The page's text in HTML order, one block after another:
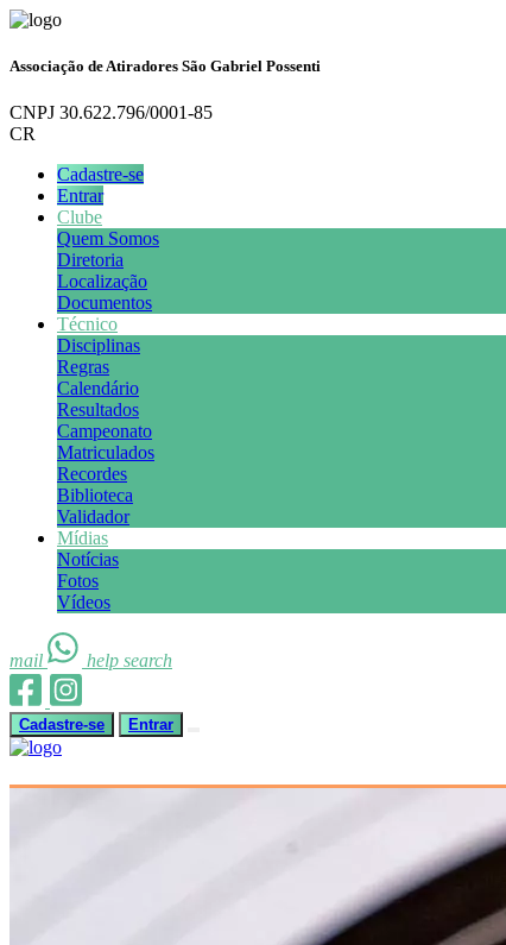
Associação de Atiradores São Gabriel Possenti
CNPJ 30.622.796/0001-85
CR
Cadastre-se
Entrar
Clube
Quem Somos
Diretoria
Localização
Documentos
Técnico
Disciplinas
Regras
Calendário
Resultados
Campeonato
Matriculados
Recordes
Biblioteca
Validador
Mídias
Notícias
Fotos
Vídeos
mail help search
Cadastre-se Entrar